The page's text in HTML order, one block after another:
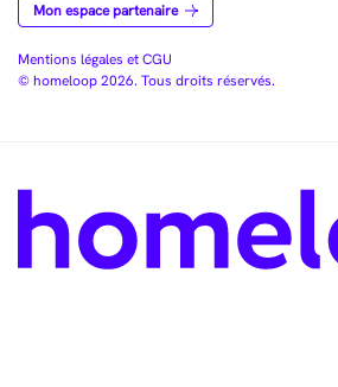
Mon espace partenaire
Mentions légales et CGU
© homeloop 2026. Tous droits réservés.